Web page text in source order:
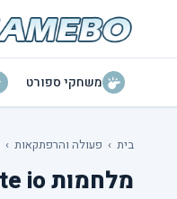
משחקי ספורט
בית › פעולה והרפתקאות ›
מלחמות State io